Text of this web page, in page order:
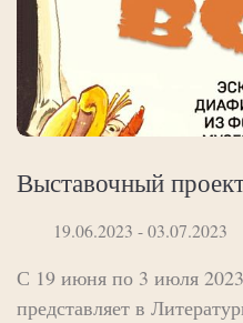
Выставочный
19.06.2023 - 03.07.2023
С 19 июня по 3 июля
представляет в